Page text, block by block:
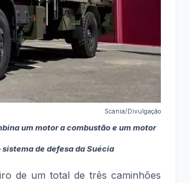
Scania/Divulgação
um motor a combustão e um motor
de defesa da Suécia
de um total de três caminhões